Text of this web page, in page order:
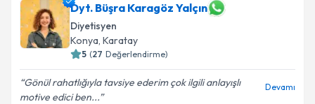
Dyt. Büşra Karagöz Yalçın
Diyetisyen
Konya, Karatay
5 (27 Değerlendirme)
Gönül rahatlığıyla tavsiye ederim çok ilgili anlayışlı
motive edici ben...
Devamı